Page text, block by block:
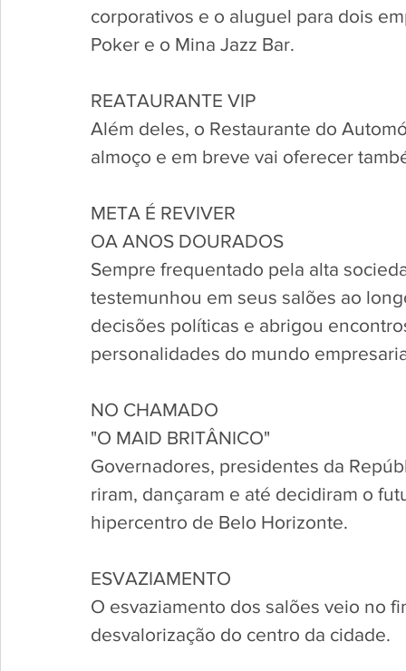
corporativos e o aluguel para dois
Poker e o Mina Jazz Bar.
REATAURANTE VIP
Além deles, o Restaurante do
almoço e em breve vai oferecer
META É REVIVER
OA ANOS DOURADOS
Sempre frequentado pela alta
testemunhou em seus salões ao
decisões políticas e abrigou
personalidades do mundo
NO CHAMADO
"O MAID BRITÂNICO"
Governadores, presidentes da
riram, dançaram e até decidiram o
hipercentro de Belo Horizonte.
ESVAZIAMENTO
O esvaziamento dos salões veio no
desvalorização do centro da cidade.